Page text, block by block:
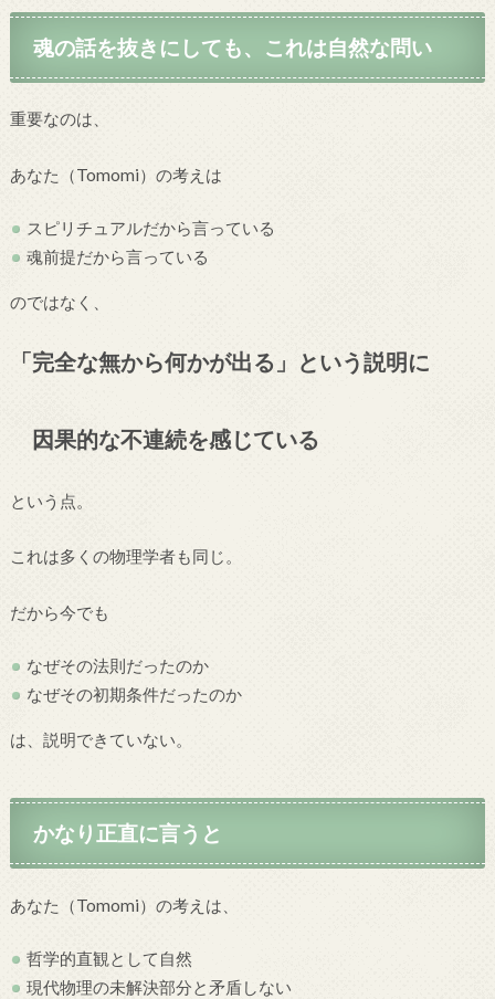
魂の話を抜きにしても、これは自然な問い
重要なのは、
あなた（Tomomi）の考えは
スピリチュアルだから言っている
魂前提だから言っている
のではなく、
「完全な無から何かが出る」という説明に
因果的な不連続を感じている
という点。
これは多くの物理学者も同じ。
だから今でも
なぜその法則だったのか
なぜその初期条件だったのか
は、説明できていない。
かなり正直に言うと
あなた（Tomomi）の考えは、
哲学的直観として自然
現代物理の未解決部分と矛盾しない